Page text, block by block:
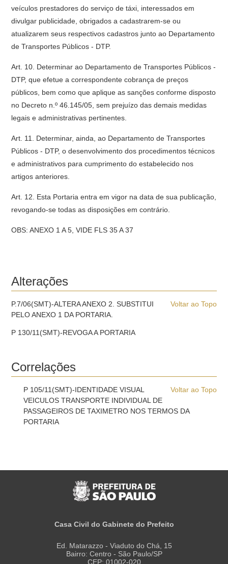
veículos prestadores do serviço de táxi, interessados em
divulgar publicidade, obrigados a cadastrarem-se ou
atualizarem seus respectivos cadastros junto ao Departamento
de Transportes Públicos - DTP.
Art. 10. Determinar ao Departamento de Transportes Públicos -
DTP, que efetue a correspondente cobrança de preços
públicos, bem como que aplique as sanções conforme disposto
no Decreto n.º 46.145/05, sem prejuízo das demais medidas
legais e administrativas pertinentes.
Art. 11. Determinar, ainda, ao Departamento de Transportes
Públicos - DTP, o desenvolvimento dos procedimentos técnicos
e administrativos para cumprimento do estabelecido nos
artigos anteriores.
Art. 12. Esta Portaria entra em vigor na data de sua publicação,
revogando-se todas as disposições em contrário.
OBS: ANEXO 1 A 5, VIDE FLS 35 A 37
Alterações
Voltar ao Topo
P.7/06(SMT)-ALTERA ANEXO 2. SUBSTITUI
PELO ANEXO 1 DA PORTARIA.
P 130/11(SMT)-REVOGA A PORTARIA
Correlações
Voltar ao Topo
P 105/11(SMT)-IDENTIDADE VISUAL
VEICULOS TRANSPORTE INDIVIDUAL DE
PASSAGEIROS DE TAXIMETRO NOS TERMOS DA
PORTARIA
Casa Civil do Gabinete do Prefeito
Ed. Matarazzo - Viaduto do Chá, 15
Bairro: Centro - São Paulo/SP
CEP: 01002-020